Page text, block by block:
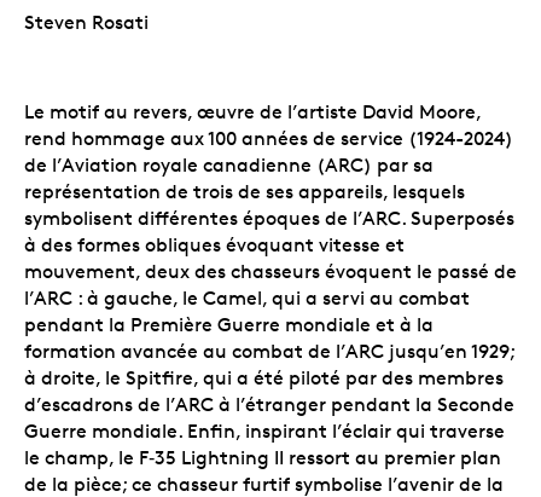
Steven Rosati
Le motif au revers, œuvre de l’artiste David Moore,
rend hommage aux 100 années de service (1924-2024)
de l’Aviation royale canadienne (ARC) par sa
représentation de trois de ses appareils, lesquels
symbolisent différentes époques de l’ARC. Superposés
à des formes obliques évoquant vitesse et
mouvement, deux des chasseurs évoquent le passé de
l’ARC : à gauche, le Camel, qui a servi au combat
pendant la Première Guerre mondiale et à la
formation avancée au combat de l’ARC jusqu’en 1929;
à droite, le Spitfire, qui a été piloté par des membres
d’escadrons de l’ARC à l’étranger pendant la Seconde
Guerre mondiale. Enfin, inspirant l’éclair qui traverse
le champ, le F‑35 Lightning II ressort au premier plan
de la pièce; ce chasseur furtif symbolise l’avenir de la